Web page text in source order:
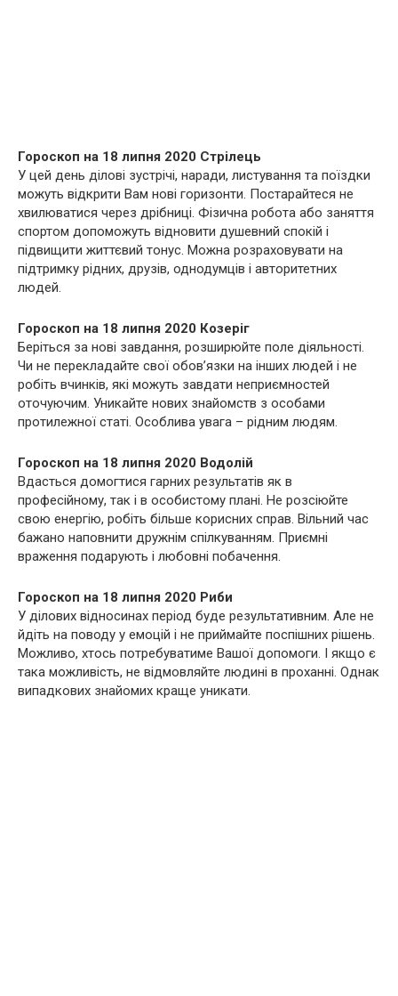
Гороскоп на 18 липня 2020 Стрілець
У цей день ділові зустрічі, наради, листування та поїздки
можуть відкрити Вам нові горизонти. Постарайтеся не
хвилюватися через дрібниці. Фізична робота або заняття
спортом допоможуть відновити душевний спокій і
підвищити життєвий тонус. Можна розраховувати на
підтримку рідних, друзів, однодумців і авторитетних
людей.
Гороскоп на 18 липня 2020 Козеріг
Беріться за нові завдання, розширюйте поле діяльності.
Чи не перекладайте свої обов’язки на інших людей і не
робіть вчинків, які можуть завдати неприємностей
оточуючим. Уникайте нових знайомств з особами
протилежної статі. Особлива увага – рідним людям.
Гороскоп на 18 липня 2020 Водолій
Вдасться домогтися гарних результатів як в
професійному, так і в особистому плані. Не розсіюйте
свою енергію, робіть більше корисних справ. Вільний час
бажано наповнити дружнім спілкуванням. Приємні
враження подарують і любовні побачення.
Гороскоп на 18 липня 2020 Риби
У ділових відносинах період буде результативним. Але не
йдіть на поводу у емоцій і не приймайте поспішних рішень.
Можливо, хтось потребуватиме Вашої допомоги. І якщо є
така можливість, не відмовляйте людині в проханні. Однак
випадкових знайомих краще уникати.